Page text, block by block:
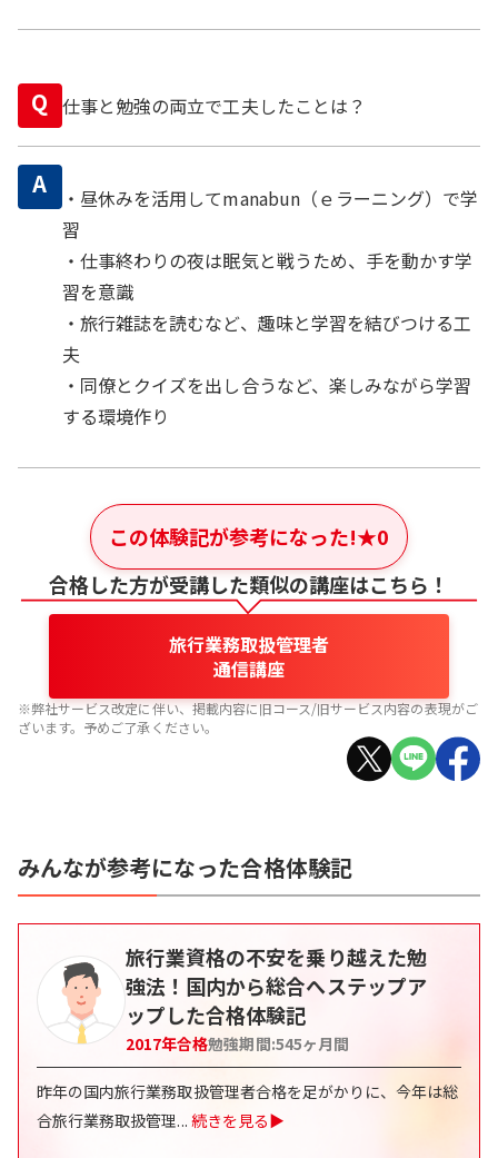
Q 仕事と勉強の両立で工夫したことは？
A
・昼休みを活用してmanabun（ｅラーニング）で学
習
・仕事終わりの夜は眠気と戦うため、手を動かす学
習を意識
・旅行雑誌を読むなど、趣味と学習を結びつける工
夫
・同僚とクイズを出し合うなど、楽しみながら学習
する環境作り
この体験記が参考になった!★0
合格した方が受講した類似の講座はこちら！
旅行業務取扱管理者
通信講座
※弊社サービス改定に伴い、掲載内容に旧コース/旧サービス内容の表現がご
ざいます。予めご了承ください。
みんなが参考になった合格体験記
旅行業資格の不安を乗り越えた勉
強法！国内から総合へステップア
ップした合格体験記
2017年合格勉強期間:545ヶ月間
昨年の国内旅行業務取扱管理者合格を足がかりに、今年は総
合旅行業務取扱管理... 続きを見る▶